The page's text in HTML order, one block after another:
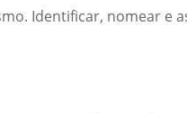
Identificar, nomear e